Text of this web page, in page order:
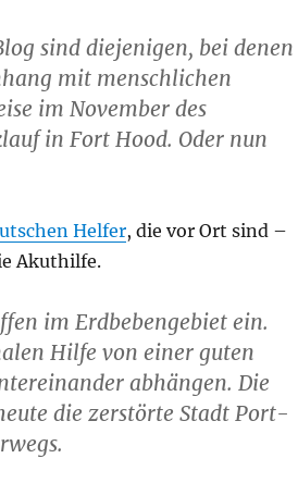
sind diejenigen, bei denen
mit menschlichen
im November des
in Fort Hood. Oder nun
Helfer, die vor Ort sind –
Akuthilfe.
im Erdbebengebiet ein.
Hilfe von einer guten
abhängen. Die
die zerstörte Stadt Port-